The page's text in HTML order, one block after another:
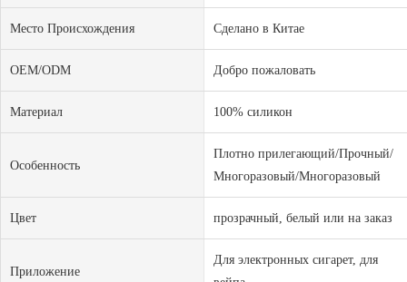
Место Происхождения Сделано в Китае
OEM/ODM Добро пожаловать
Материал 100% силикон
Особенность
Плотно прилегающий/Прочный/
Многоразовый/Многоразовый
Цвет прозрачный, белый или на заказ
Приложение
Для электронных сигарет, для